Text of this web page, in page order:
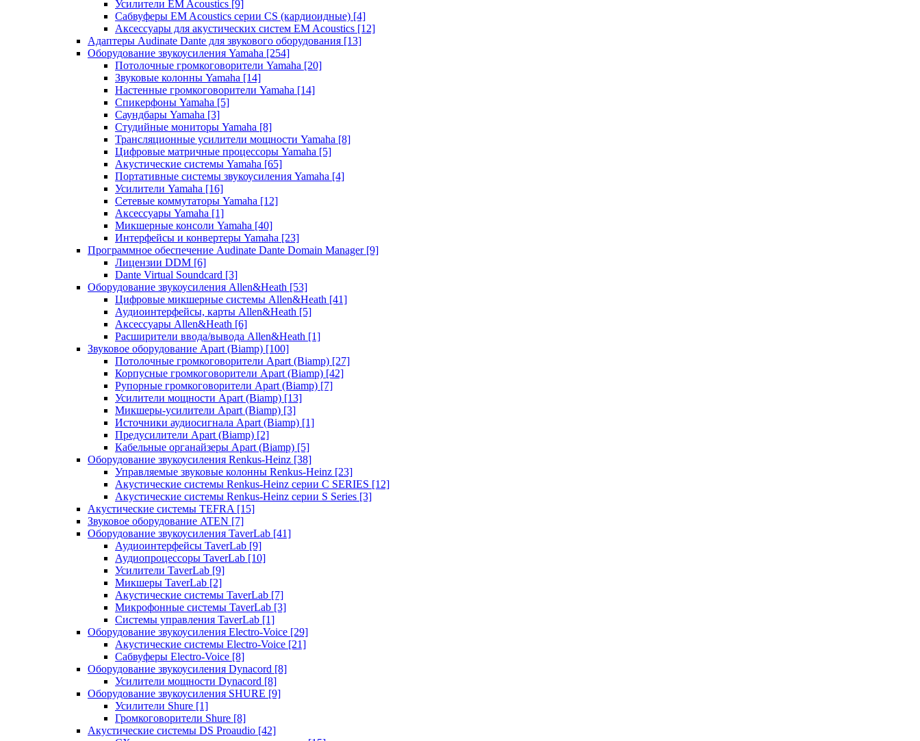
Усилители EM Acoustics [9]
Сабвуферы EM Acoustics серии CS (кардиоидные) [4]
Аксессуары для акустических систем EM Acoustics [12]
Адаптеры Audinate Dante для звукового оборудования [13]
Оборудование звукоусиления Yamaha [254]
Потолочные громкоговорители Yamaha [20]
Звуковые колонны Yamaha [14]
Настенные громкоговорители Yamaha [14]
Спикерфоны Yamaha [5]
Саундбары Yamaha [3]
Студийные мониторы Yamaha [8]
Трансляционные усилители мощности Yamaha [8]
Цифровые матричные процессоры Yamaha [5]
Акустические системы Yamaha [65]
Портативные системы звукоусиления Yamaha [4]
Усилители Yamaha [16]
Сетевые коммутаторы Yamaha [12]
Аксессуары Yamaha [1]
Микшерные консоли Yamaha [40]
Интерфейсы и конвертеры Yamaha [23]
Программное обеспечение Audinate Dante Domain Manager [9]
Лицензии DDM [6]
Dante Virtual Soundcard [3]
Оборудование звукоусиления Allen&Heath [53]
Цифровые микшерные системы Allen&Heath [41]
Аудиоинтерфейсы, карты Allen&Heath [5]
Аксессуары Allen&Heath [6]
Расширители ввода/вывода Allen&Heath [1]
Звуковое оборудование Apart (Biamp) [100]
Потолочные громкоговорители Apart (Biamp) [27]
Корпусные громкоговорители Apart (Biamp) [42]
Рупорные громкоговорители Apart (Biamp) [7]
Усилители мощности Apart (Biamp) [13]
Микшеры-усилители Apart (Biamp) [3]
Источники аудиосигнала Apart (Biamp) [1]
Предусилители Apart (Biamp) [2]
Кабельные органайзеры Apart (Biamp) [5]
Оборудование звукоусиления Renkus-Heinz [38]
Управляемые звуковые колонны Renkus-Heinz [23]
Акустические системы Renkus-Heinz серии C SERIES [12]
Акустические системы Renkus-Heinz серии S Series [3]
Акустические системы TEFRA [15]
Звуковое оборудование ATEN [7]
Оборудование звукоусиления TaverLab [41]
Аудиоинтерфейсы TaverLab [9]
Аудиопроцессоры TaverLab [10]
Усилители TaverLab [9]
Микшеры TaverLab [2]
Акустические системы TaverLab [7]
Микрофонные системы TaverLab [3]
Системы управления TaverLab [1]
Оборудование звукоусиления Electro-Voice [29]
Акустические системы Electro-Voice [21]
Сабвуферы Electro-Voice [8]
Оборудование звукоусиления Dynacord [8]
Усилители мощности Dynacord [8]
Оборудование звукоусиления SHURE [9]
Усилители Shure [1]
Громкоговорители Shure [8]
Акустические системы DS Proaudio [42]